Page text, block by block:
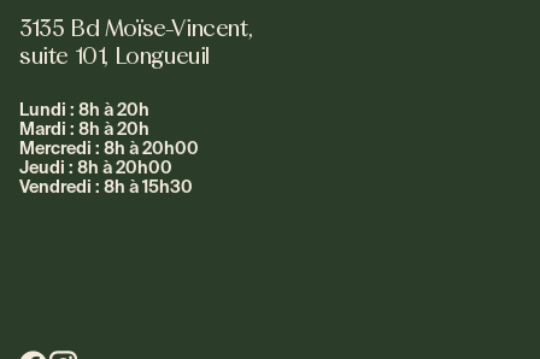
3135 Bd Moïse-Vincent,
suite 101, Longueuil
Lundi : 8h à 20h
Mardi : 8h à 20h
Mercredi : 8h à 20h00
Jeudi : 8h à 20h00
Vendredi : 8h à 15h30